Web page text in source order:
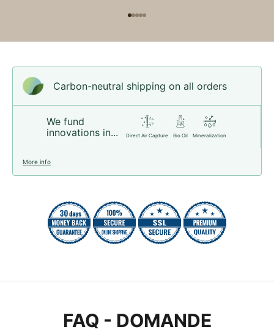
Carbon-neutral shipping on all orders
We fund
innovations in...
Direct Air Capture Bio Oil Mineralization
More info
FAQ - DOMANDE